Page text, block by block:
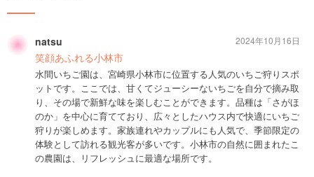
natsu
笑顔あふれる小林市
水間いちご園は、宮崎県小林市に位置する人気のいちご狩りスポ
ットです。ここでは、甘くてジューシーないちごを自分で摘み取
り、その場で新鮮な味を楽しむことができます。品種は「さがほ
のか」を中心に育てており、広々としたハウス内で快適にいちご
狩りが楽しめます。家族連れやカップルにも人気で、季節限定の
体験として訪れる観光客が多いです。小林市の自然に囲まれたこ
の農園は、リフレッシュに最適な場所です。
2024年10月16日